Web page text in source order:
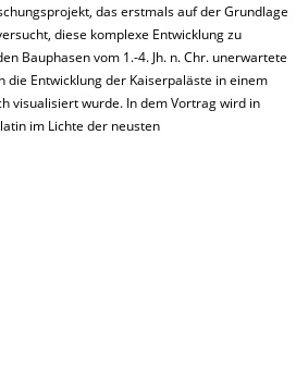
das erstmals auf der Grundlage
diese komplexe Entwicklung zu
Bauphasen vom 1.-4. Jh. n. Chr. unerwartete
die Entwicklung der Kaiserpaläste in einem
visualisiert wurde. In dem Vortrag wird in
im Lichte der neusten